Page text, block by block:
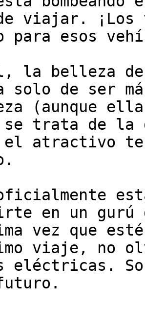
viajar.
para esos
la belleza de
de ser
(aunque
se trata de
el atractivo
en un
vez que
viaje, no
eléctricas.